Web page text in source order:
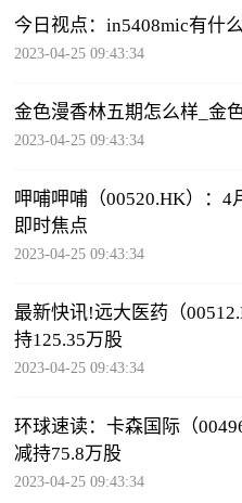
今日视点：in5408mic有什
2023-04-25 09:43:34
金色漫香林五期怎么样_金
2023-04-25 09:43:34
呷哺呷哺（00520.HK）：4
即时焦点
2023-04-25 09:43:34
最新快讯!远大医药（
持125.35万股
2023-04-25 09:43:34
环球速读：卡森国际（
减持75.8万股
2023-04-25 09:43:34